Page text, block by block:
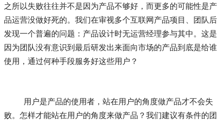
之所以失败往往并不是因为产品不够好，而更多的可能性是产
品运营没做好死的。我们在审视多个互联网产品项目、团队后
发现一个普遍的问题：产品设计时无运营经理参与其中。这是
因为团队没有意识到最后研发出来面向市场的产品到底是给谁
使用，通过何种手段服务好这些用户？
败。怎样才能站在用户的角度来做产品？我们建议有条件的团